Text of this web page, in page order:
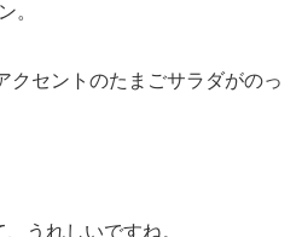
。
クセントのたまごサラダがのっ
うれしいですね。